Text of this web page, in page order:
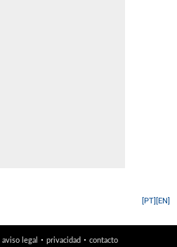
[EN]
[PT]
aviso legal · privacidad· contacto